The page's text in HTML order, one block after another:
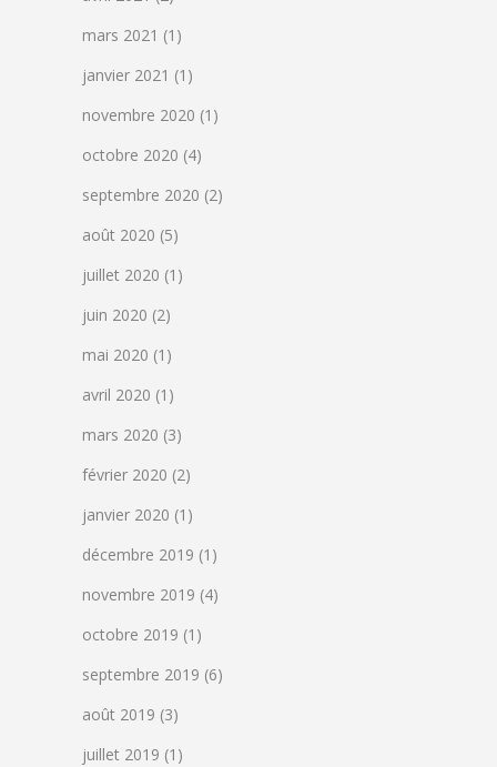
mars 2021 (1)
janvier 2021 (1)
novembre 2020 (1)
octobre 2020 (4)
septembre 2020 (2)
août 2020 (5)
juillet 2020 (1)
juin 2020 (2)
mai 2020 (1)
avril 2020 (1)
mars 2020 (3)
février 2020 (2)
janvier 2020 (1)
décembre 2019 (1)
novembre 2019 (4)
octobre 2019 (1)
septembre 2019 (6)
août 2019 (3)
juillet 2019 (1)